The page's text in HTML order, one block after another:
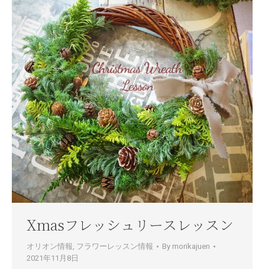
Xmasフレッシュリースレッスン
オリオン情報, フラワーレッスン情報 By morikajuen
2021年11月8日